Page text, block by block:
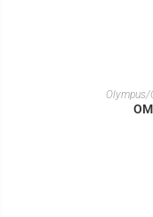
Olympus/